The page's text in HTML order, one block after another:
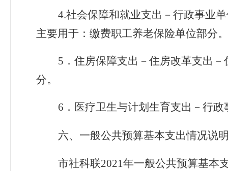
4.社会保障和就业支出－行政事业
主要用于：缴费职工养老保险单位部分。
5 ．住房保障支出－住房改革支出
分。
6 ．医疗卫生与计划生育支出－行
六、一般公共预算基本支出情况说
市社科联2021年一般公共预算基本